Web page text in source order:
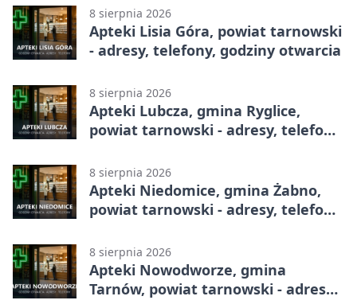
8 sierpnia 2026
Apteki Lisia Góra, powiat tarnowski
- adresy, telefony, godziny otwarcia
8 sierpnia 2026
Apteki Lubcza, gmina Ryglice,
powiat tarnowski - adresy, telefony,
8 sierpnia 2026
Apteki Niedomice, gmina Żabno,
powiat tarnowski - adresy, telefony,
8 sierpnia 2026
Apteki Nowodworze, gmina
Tarnów, powiat tarnowski - adresy,